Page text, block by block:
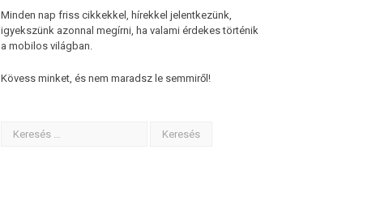
Minden nap friss cikkekkel, hírekkel jelentkezünk,
igyekszünk azonnal megírni, ha valami érdekes történik
a mobilos világban.
Kövess minket, és nem maradsz le semmiről!